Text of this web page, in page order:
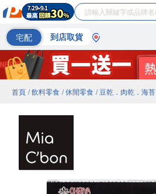
宅配 到店取貨
首頁 / 飲料零食 / 休閒零食 / 豆乾．肉乾．海苔